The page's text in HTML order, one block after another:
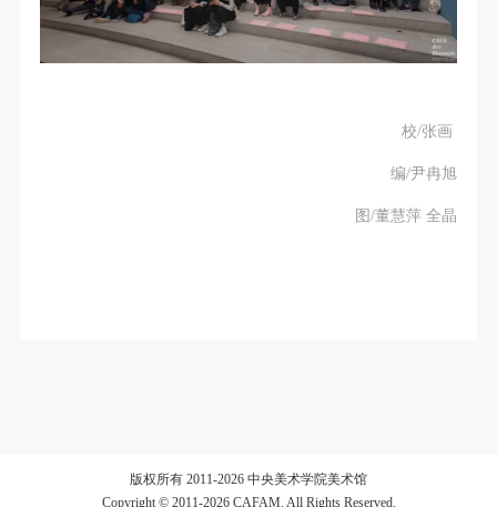
校/张画
编/尹冉旭
图/董慧萍 全晶
版权所有 2011-2026 中央美术学院美术馆
Copyright © 2011-2026 CAFAM. All Rights Reserved.